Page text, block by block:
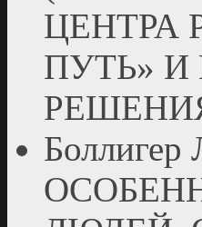
ЦЕНТРА
ПУТЬ»